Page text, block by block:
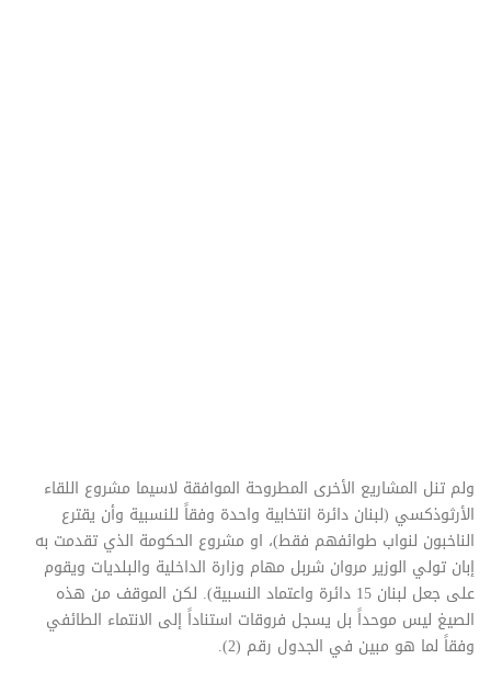
ولم تنل المشاريع الأخرى المطروحة الموافقة لاسيما مشروع اللقاء
الأرثوذكسي (لبنان دائرة انتخابية واحدة وفقاً للنسبية وأن يقترع
الناخبون لنواب طوائفهم فقط)، او مشروع الحكومة الذي تقدمت به
إبان تولي الوزير مروان شربل مهام وزارة الداخلية والبلديات ويقوم
على جعل لبنان 15 دائرة واعتماد النسبية). لكن الموقف من هذه
الصيغ ليس موحداً بل يسجل فروقات استناداً إلى الانتماء الطائفي
وفقاً لما هو مبين في الجدول رقم (2).